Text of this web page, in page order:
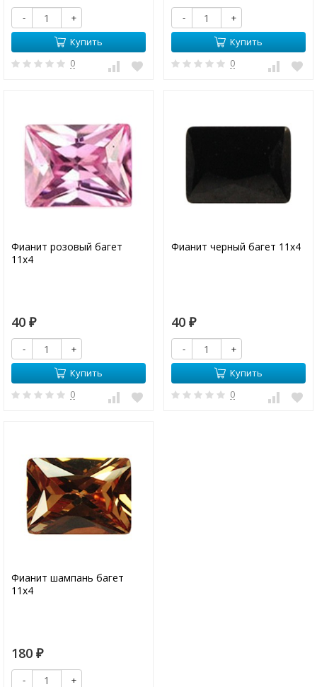
-
+
Купить
0
-
+
Купить
0
Фианит розовый багет
11х4
40 ₽
-
+
Купить
0
Фианит черный багет 11х4
40 ₽
-
+
Купить
0
Фианит шампань багет
11х4
180 ₽
-
+